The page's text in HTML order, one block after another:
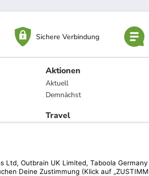
Sichere Verbindung
Aktionen
Aktuell
Demnächst
Travel